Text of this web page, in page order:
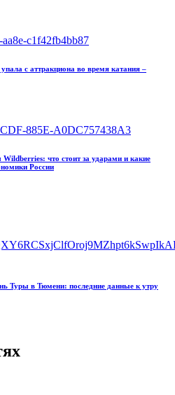
с аттракциона во время катания –
что стоит за ударами и какие
России
Туры в Тюмени: последние данные к утру